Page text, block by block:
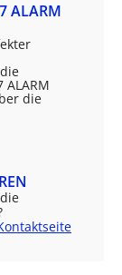
ALARM
die